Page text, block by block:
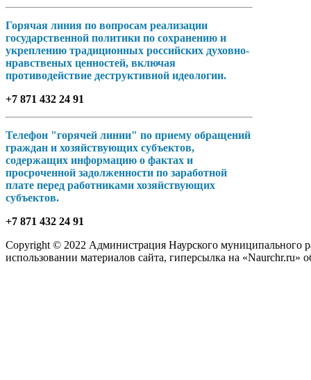
Горячая линия по вопросам реализации
государственной политики по сохранению и
укреплению традиционных российских духовно-
нравственых ценностей, включая
противодействие деструктивной идеологии.
+7 871 432 24 91
Телефон "горячей линии" по приему обращений
граждан и хозяйствующих субъектов,
содержащих информацию о фактах и
просроченной задолженности по заработной
плате перед работниками хозяйствующих
субъектов.
+7 871 432 24 91
Copyright © 2022 Администрация Наурского муниципального
использовании материалов сайта, гиперсылка на «Naurchr.ru»